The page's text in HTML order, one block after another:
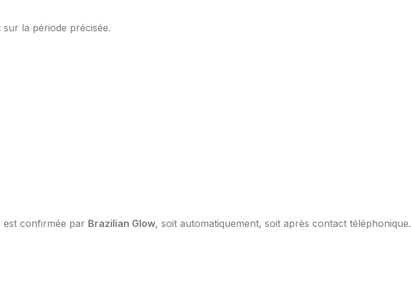
la période précisée.
est confirmée par Brazilian Glow, soit automatiquement, soit après contact téléphonique.